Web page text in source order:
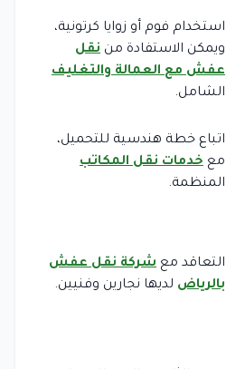
استخدام فوم أو زوايا كرتونية،
ويمكن الاستفادة من نقل
عفش مع العمالة والتغليف
الشامل.
اتباع خطة هندسية للتحميل،
مع خدمات نقل المكاتب
المنظمة.
التعاقد مع شركة نقل عفش
بالرياض لديها نجارين وفنيين.